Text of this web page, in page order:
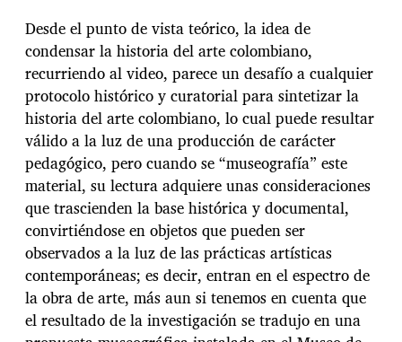
Desde el punto de vista teórico, la idea de
condensar la historia del arte colombiano,
recurriendo al video, parece un desafío a cualquier
protocolo histórico y curatorial para sintetizar la
historia del arte colombiano, lo cual puede resultar
válido a la luz de una producción de carácter
pedagógico, pero cuando se “museografía” este
material, su lectura adquiere unas consideraciones
que trascienden la base histórica y documental,
convirtiéndose en objetos que pueden ser
observados a la luz de las prácticas artísticas
contemporáneas; es decir, entran en el espectro de
la obra de arte, más aun si tenemos en cuenta que
el resultado de la investigación se tradujo en una